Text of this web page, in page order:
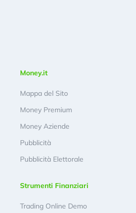
Money.it
Mappa del Sito
Money Premium
Money Aziende
Pubblicità
Pubblicità Elettorale
Strumenti Finanziari
Trading Online Demo